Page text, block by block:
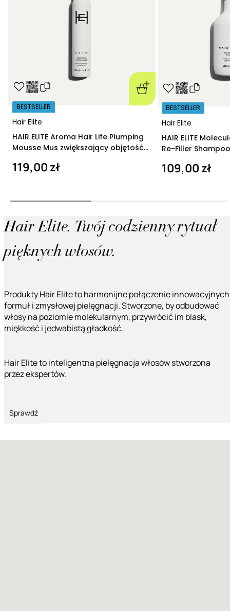
Hair Elite
BESTSELLER
HAIR ELITE Aroma Hair Life Plumping
Mousse Mus zwiększający objętość
119,00 zł
Hair Elite
BESTSELLER
HAIR ELITE
Re-Filler
109,00 zł
Hair Elite. Twój codzienny rytuał
pięknych włosów.
Produkty Hair Elite to harmonijne połączenie innowacyjnych
formuł i zmysłowej pielęgnacji. Stworzone, by odbudować
włosy na poziomie molekularnym, przywrócić im blask,
miękkość i jedwabistą gładkość.
Hair Elite to inteligentna pielęgnacja włosów stworzona
przez ekspertów.
Sprawdź